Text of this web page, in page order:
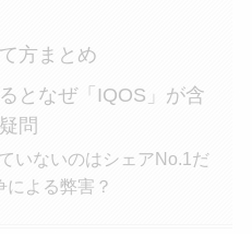
方まとめ
となぜ「IQOS」が含
問
いないのはシェアNo.1だ
による弊害？